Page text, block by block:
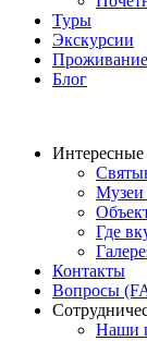
Туры
Экскурсии
Проживание
Блог
Интересные
Музеи
Где
Контакты
Вопросы
Наши